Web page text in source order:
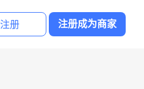
注册 注册成为商家